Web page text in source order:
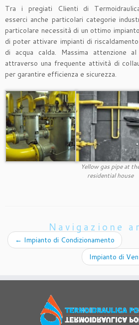
Tra i pregiati Clienti di
esserci anche particolari categorie
particolare necessità di un ottimo
di poter attivare impianti di
di acqua calda. Massima attenzione
attraverso una frequente attività di
per garantire efficienza e sicurezza.
Yellow gas pipe at
residential house
Navigazione
← Impianto di Condizionamento
Impianto di